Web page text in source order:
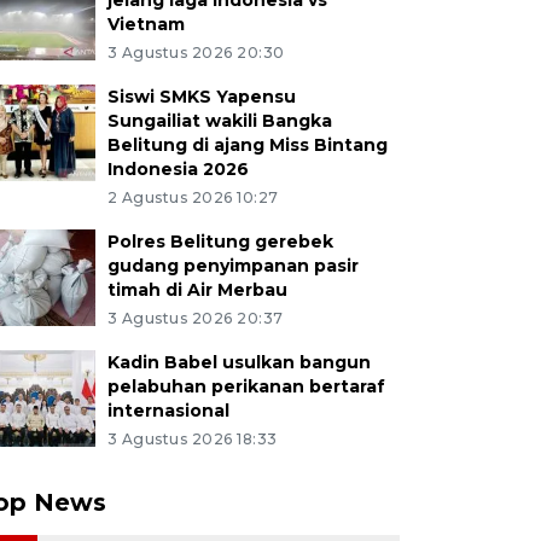
Vietnam
3 Agustus 2026 20:30
Siswi SMKS Yapensu
Sungailiat wakili Bangka
Belitung di ajang Miss Bintang
Indonesia 2026
2 Agustus 2026 10:27
Polres Belitung gerebek
gudang penyimpanan pasir
timah di Air Merbau
3 Agustus 2026 20:37
Kadin Babel usulkan bangun
pelabuhan perikanan bertaraf
internasional
3 Agustus 2026 18:33
News